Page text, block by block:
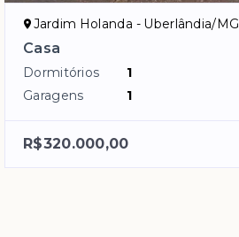
Jardim Holanda - Uberlândia/MG
Casa
Dormitórios
1
Garagens
1
R$320.000,00